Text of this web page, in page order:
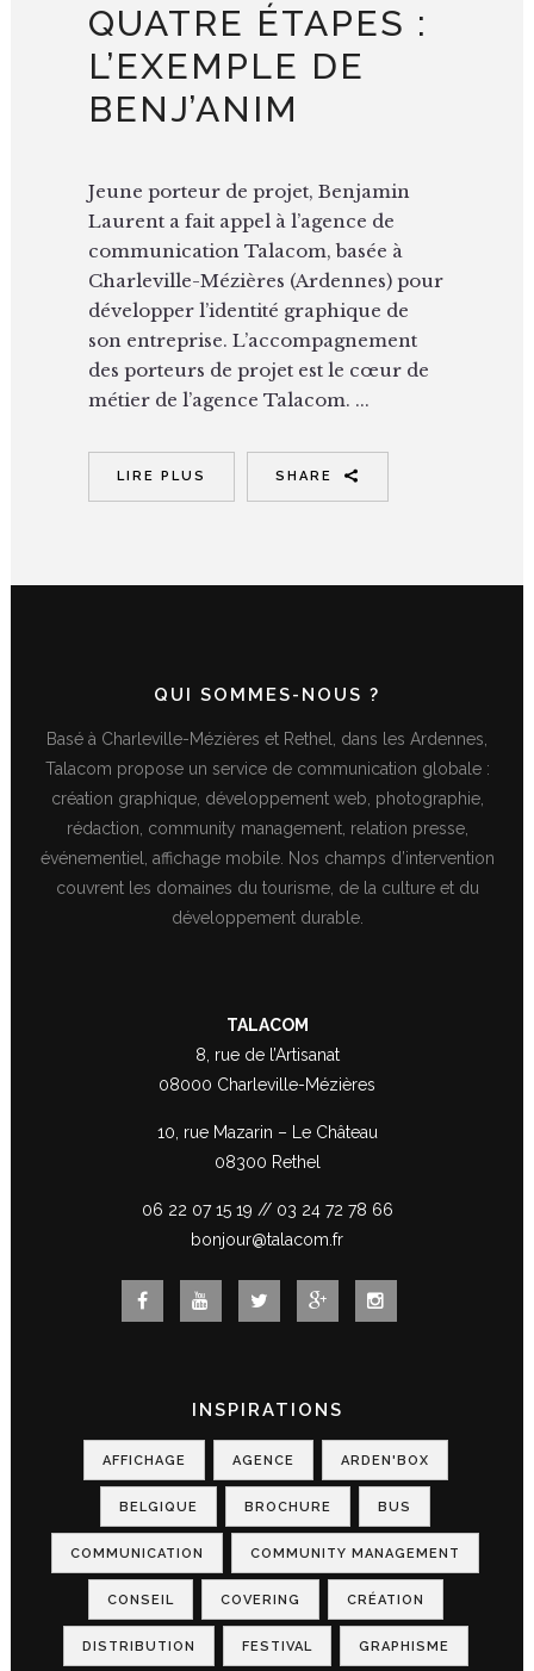
QUATRE ÉTAPES :
L’EXEMPLE DE
BENJ’ANIM
Jeune porteur de projet, Benjamin
Laurent a fait appel à l’agence de
communication Talacom, basée à
Charleville-Mézières (Ardennes) pour
développer l’identité graphique de
son entreprise. L’accompagnement
des porteurs de projet est le cœur de
métier de l’agence Talacom. ...
LIRE PLUS SHARE
QUI SOMMES-NOUS ?
Basé à Charleville-Mézières et Rethel, dans les Ardennes,
Talacom propose un service de communication globale :
création graphique, développement web, photographie,
rédaction, community management, relation presse,
événementiel, affichage mobile. Nos champs d’intervention
couvrent les domaines du tourisme, de la culture et du
développement durable.
TALACOM
8, rue de l’Artisanat
08000 Charleville-Mézières
10, rue Mazarin – Le Château
08300 Rethel
06 22 07 15 19 // 03 24 72 78 66
bonjour@talacom.fr
INSPIRATIONS
AFFICHAGE AGENCE ARDEN'BOX
BELGIQUE BROCHURE BUS
COMMUNICATION COMMUNITY MANAGEMENT
CONSEIL COVERING CRÉATION
DISTRIBUTION FESTIVAL GRAPHISME